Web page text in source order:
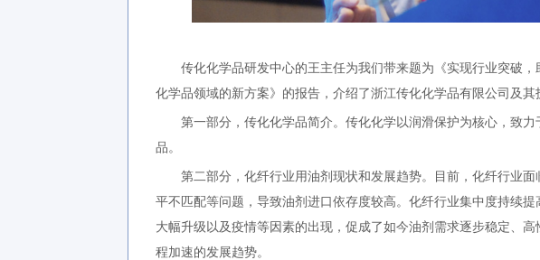
传化化学品研发中心的王主任为我们带来题为《实现行业突破
化学品领域的新方案》的报告，介绍了浙江传化化学品有限公司及其
第一部分，传化化学品简介。传化化学以润滑保护为核心，致力
品。
第二部分，化纤行业用油剂现状和发展趋势。目前，化纤行业面
平不匹配等问题，导致油剂进口依存度较高。化纤行业集中度持续
大幅升级以及疫情等因素的出现，促成了如今油剂需求逐步稳定、
程加速的发展趋势。